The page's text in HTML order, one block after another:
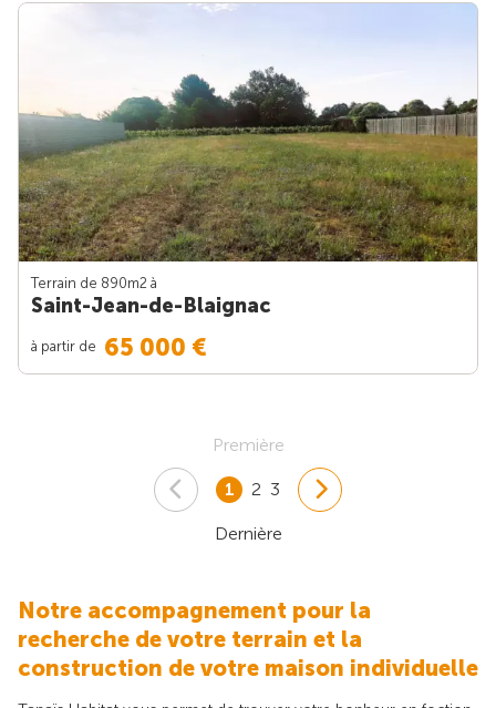
Terrain de 890m2 à
Saint-Jean-de-Blaignac
à partir de 65 000 €
Première
1 2 3
Dernière
Notre accompagnement pour la
recherche de votre terrain et la
construction de votre maison individuelle